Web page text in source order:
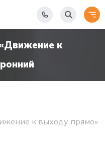
к
к выходу прямо»